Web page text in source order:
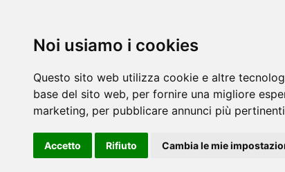
Noi usiamo i cookies
Questo sito web utilizza cookie e altre
base del sito web, per fornire una migliore
marketing, per pubblicare annunci più
Accetto Rifiuto Cambia le mie